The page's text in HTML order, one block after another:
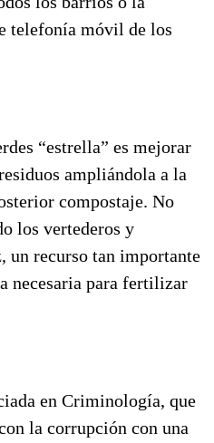
telefonía móvil de los
“estrella” es mejorar
ampliándola a la
compostaje. No
los vertederos y
un recurso tan importante
necesaria para fertilizar
en Criminología, que
la corrupción con una